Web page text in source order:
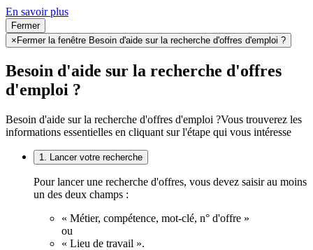
En savoir plus
Fermer
×Fermer la fenêtre Besoin d'aide sur la recherche d'offres d'emploi ?
Besoin d'aide sur la recherche d'offres
d'emploi ?
Besoin d'aide sur la recherche d'offres d'emploi ?Vous trouverez les
informations essentielles en cliquant sur l'étape qui vous intéresse
1. Lancer votre recherche
Pour lancer une recherche d'offres, vous devez saisir au moins
un des deux champs :
« Métier, compétence, mot-clé, n° d'offre »
ou
« Lieu de travail ».